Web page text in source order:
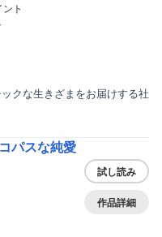
ト
クな生きざまをお届けする社
パスな純愛
試し読み
作品詳細